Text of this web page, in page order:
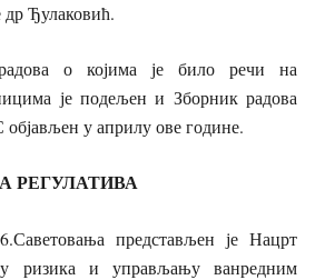
др Ђулаковић.
о којима је било речи на
је подељен и Зборник радова
у априлу ове године.
РЕГУЛАТИВА
представљен је Нацрт
ризика и управљању ванредним